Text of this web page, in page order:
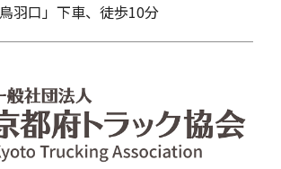
羽口」下車、徒歩10分